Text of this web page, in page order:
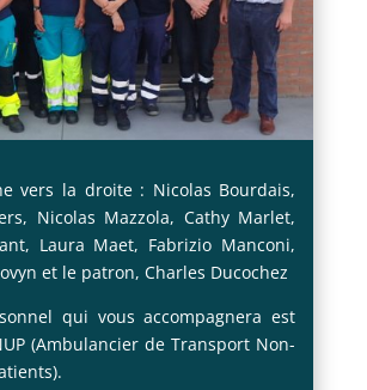
vers la droite : Nicolas Bourdais,
Nicolas Mazzola, Cathy Marlet,
Laura Maet, Fabrizio Manconi,
et le patron, Charles Ducochez
qui vous accompagnera est
(Ambulancier de Transport Non-